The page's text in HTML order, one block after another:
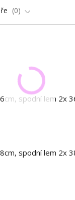
0
spodní lem 2x
spodní lem 2x